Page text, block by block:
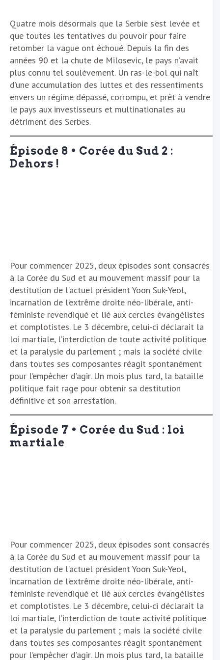
Quatre mois désormais que la Serbie s’est levée et
que toutes les tentatives du pouvoir pour faire
retomber la vague ont échoué. Depuis la fin des
années 90 et la chute de Milosevic, le pays n’avait
plus connu tel soulèvement. Un ras-le-bol qui naît
d’une accumulation des luttes et des ressentiments
envers un régime dépassé, corrompu, et prêt à vendre
le pays aux investisseurs et multinationales au
détriment des Serbes.
Épisode 8 • Corée du Sud 2 :
Dehors !
Pour commencer 2025, deux épisodes sont consacrés
à la Corée du Sud et au mouvement massif pour la
destitution de l’actuel président Yoon Suk-Yeol,
incarnation de l’extrême droite néo-libérale, anti-
féministe revendiqué et lié aux cercles évangélistes
et complotistes. Le 3 décembre, celui-ci déclarait la
loi martiale, l’interdiction de toute activité politique
et la paralysie du parlement ; mais la société civile
dans toutes ses composantes réagit spontanément
pour l’empêcher d’agir. Un mois plus tard, la bataille
politique fait rage pour obtenir sa destitution
définitive et son arrestation.
Épisode 7 • Corée du Sud : loi
martiale
Pour commencer 2025, deux épisodes sont consacrés
à la Corée du Sud et au mouvement massif pour la
destitution de l’actuel président Yoon Suk-Yeol,
incarnation de l’extrême droite néo-libérale, anti-
féministe revendiqué et lié aux cercles évangélistes
et complotistes. Le 3 décembre, celui-ci déclarait la
loi martiale, l’interdiction de toute activité politique
et la paralysie du parlement ; mais la société civile
dans toutes ses composantes réagit spontanément
pour l’empêcher d’agir. Un mois plus tard, la bataille